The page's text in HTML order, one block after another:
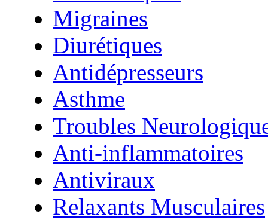
Migraines
Diurétiques
Antidépresseurs
Asthme
Troubles
Anti-inflammatoires
Antiviraux
Relaxants Musculaires